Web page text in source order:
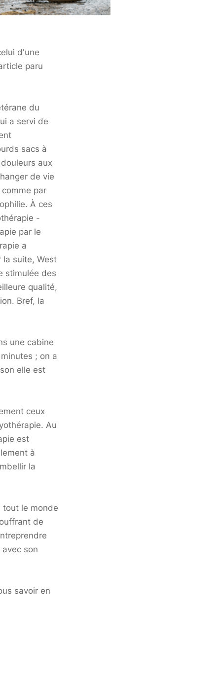
d'une
paru
du
a servi de
sacs à
aux
de vie
par
À ces
-
par le
a
la suite, West
stimulée des
qualité,
Bref, la
une cabine
; on a
elle est
ceux
Au
est
à
la
tout le monde
de
son
savoir en